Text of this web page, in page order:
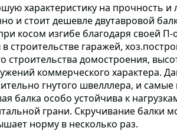
характеристику на прочность и
и стоит дешевле двутавровой
косом изгибе благодаря своей
строительстве гаражей,
строительства домостроения,
коммерческого характера.
гнутого швелллера, и самые
балка особо устойчива к
грани. Скручивание балки
норму в несколько раз.